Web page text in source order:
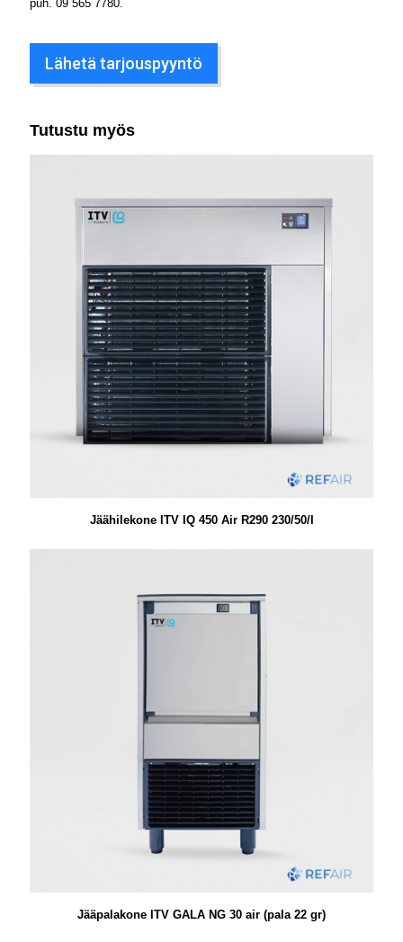
puh. 09 565 7780
Lähetä tarjouspyyntö
Tutustu myös
Jäähilekone ITV IQ 450 Air R290 230/50/I
Jääpalakone ITV GALA NG 30 air (pala 22 gr)